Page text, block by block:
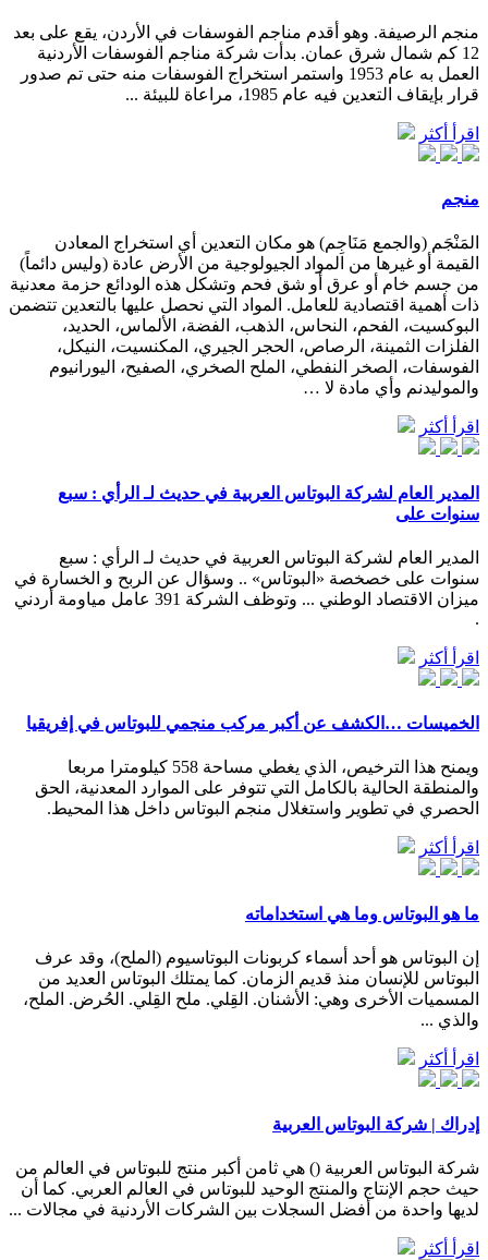
منجم الرصيفة. وهو أقدم مناجم الفوسفات في الأردن، يقع على بعد
12 كم شمال شرق عمان. بدأت شركة مناجم الفوسفات الأردنية
العمل به عام 1953 واستمر استخراج الفوسفات منه حتى تم صدور
قرار بإيقاف التعدين فيه عام 1985، مراعاة للبيئة ...
اقرأ أكثر
منجم
المَنْجَم (والجمع مَنَاجِم) هو مكان التعدين أي استخراج المعادن
القيمة أو غيرها من المواد الجيولوجية من الأرض عادة (وليس دائماً)
من جسم خام أو عرق أو شق فحم وتشكل هذه الودائع حزمة معدنية
ذات أهمية اقتصادية للعامل. المواد التي نحصل عليها بالتعدين تتضمن
البوكسيت، الفحم، النحاس، الذهب، الفضة، الألماس، الحديد،
الفلزات الثمينة، الرصاص، الحجر الجيري، المكنسيت، النيكل،
الفوسفات، الصخر النفطي، الملح الصخري، الصفيح، اليورانيوم
والموليدنم وأي مادة لا …
اقرأ أكثر
المدير العام لشركة البوتاس العربية في حديث لـ الرأي : سبع
سنوات على
المدير العام لشركة البوتاس العربية في حديث لـ الرأي : سبع
سنوات على خصخصة «البوتاس» .. وسؤال عن الربح و الخسارة في
ميزان الاقتصاد الوطني ... وتوظف الشركة 391 عامل مياومة أردني
.
اقرأ أكثر
الخميسات …الكشف عن أكبر مركب منجمي للبوتاس في إفريقيا
ويمنح هذا الترخيص، الذي يغطي مساحة 558 كيلومترا مربعا
والمنطقة الحالية بالكامل التي تتوفر على الموارد المعدنية، الحق
الحصري في تطوير واستغلال منجم البوتاس داخل هذا المحيط.
اقرأ أكثر
ما هو البوتاس وما هي استخداماته
إن البوتاس هو أحد أسماء كربونات البوتاسيوم (الملح)، وقد عرف
البوتاس للإنسان منذ قديم الزمان. كما يمتلك البوتاس العديد من
المسميات الأخرى وهي: الأشنان. القِلي. ملح القِلي. الحُرض. الملح،
والذي ...
اقرأ أكثر
إدراك | شركة البوتاس العربية
شركة البوتاس العربية () هي ثامن أكبر منتج للبوتاس في العالم من
حيث حجم الإنتاج والمنتج الوحيد للبوتاس في العالم العربي. كما أن
لديها واحدة من أفضل السجلات بين الشركات الأردنية في مجالات ...
اقرأ أكثر